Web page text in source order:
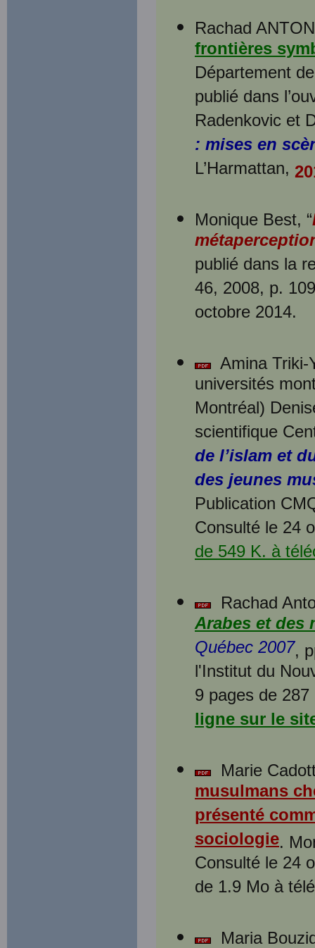
Rachad
frontières
Département
publié dans
Radenkovic et
: mises en
L’Harmattan,
Monique Best, “
publié dans la
46, 2008, p.
octobre 2014.
Amina Triki-
universités
Montréal)
scientifique
de l’islam et
des jeunes
Publication
Consulté le 24
de 549 K. à
Rachad
Arabes et des
Québec 2007,
l'Institut du
9 pages de
ligne sur le
Marie
musulmans
présenté
sociologie.
Consulté le 24
de 1.9 Mo à
Maria